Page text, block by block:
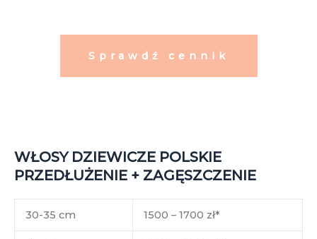
Sprawdź cennik
WŁOSY DZIEWICZE POLSKIE
PRZEDŁUŻENIE + ZAGĘSZCZENIE
30-35 cm 1500 – 1700 zł*